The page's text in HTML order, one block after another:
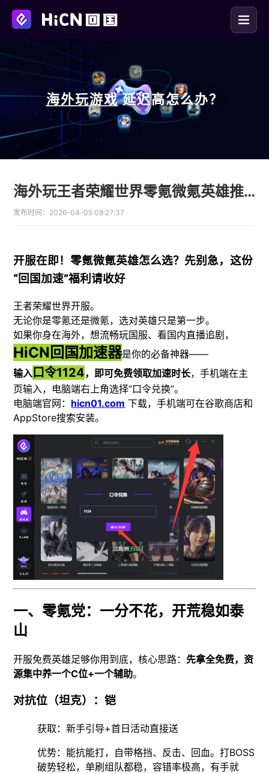
海外玩游戏 延迟高怎么办？
海外玩王者荣耀世界零氪微氪英雄推荐，HiCN回国加速器免费领时长
发布时间： 2026-04-05 08:27:37
开服在即！零氪微氪英雄怎么选？先别急，这份
“回国加速”福利请收好
王者荣耀世界开服。
无论你是零氪还是微氪，选对英雄只是第一步。
如果你身在海外，想流畅玩国服、看国内直播追剧，
HiCN回国加速器是你的必备神器——
输入 口令1124，即可免费领取加速时长，手机端在主
页输入，电脑端右上角选择“口令兑换”。
电脑端官网： hicn01.com 下载，手机端可在谷歌商店和
AppStore搜索安装。
一、零氪党：一分不花，开荒稳如泰
山
开服免费英雄足够你用到底，核心思路： 先拿全免费，资
源集中养一个C位+一个辅助。
对抗位（坦克）：铠
获取：新手引导+首日活动直接送
优势：能抗能打，自带格挡、反击、回血。打BOSS
破势轻松，单刷组队都稳，容错率极高，有手就